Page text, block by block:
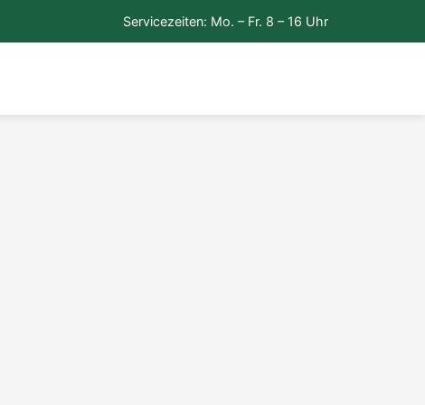
Servicezeiten: Mo. – Fr. 8 – 16 Uhr